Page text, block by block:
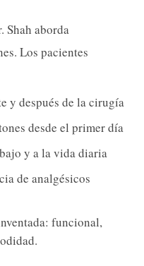
Shah aborda
Los pacientes
y después de la cirugía
desde el primer día
y a la vida diaria
de analgésicos
funcional,